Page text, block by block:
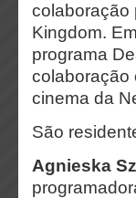
colaboração
Kingdom.
programa
colaboração
cinema da
São
Agnieska